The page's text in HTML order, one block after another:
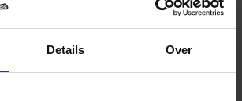
Details Over
Kleurloos.